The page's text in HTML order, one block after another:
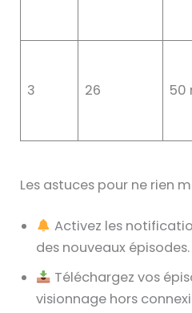
3 26 50
Les astuces pour ne rien
Activez les
des nouveaux épisodes.
Téléchargez vos
visionnage hors